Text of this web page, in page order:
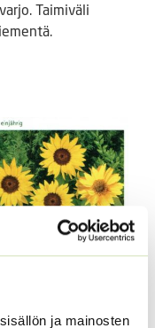
ja mainosten
Taimiväli
Mix